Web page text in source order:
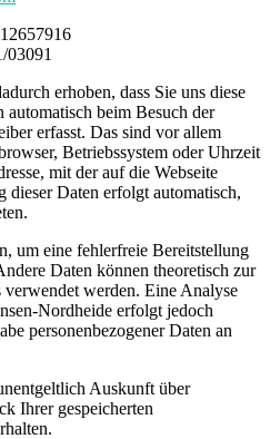
erhoben, dass Sie uns diese
beim Besuch der
erfasst. Das sind vor allem
Betriebssystem oder Uhrzeit
mit der auf die Webseite
Daten erfolgt automatisch,
um eine fehlerfreie Bereitstellung
Daten können theoretisch zur
werden. Eine Analyse
Nordheide erfolgt jedoch
personenbezogener Daten an
Auskunft über
Ihrer gespeicherten